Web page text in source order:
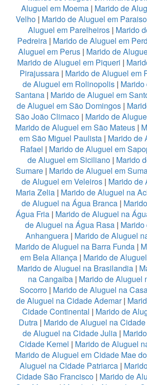
Aluguel em Moema| Marido de
Velho | Marido de Aluguel em
Aluguel em Parelheiros| Marido
Pedreira| Marido de Aluguel em
Aluguel em Perus| Marido de
Marido de Aluguel em Piqueri |
Pirajussara| Marido de Aluguel em
de Aluguel em Rolinopolis |
Santana | Marido de Aluguel em
de Aluguel em São Domingos|
São João Climaco| Marido de
Marido de Aluguel em São Mateus |
em São Miguel Paulista | Marido de
Rafael | Marido de Aluguel em
de Aluguel em Siciliano| Marido
Sumare | Marido de Aluguel em
de Aluguel em Veleiros| Marido de
Maria Zelia | Marido de Aluguel na
de Aluguel na Água Branca |
Água Fria| Marido de Aluguel na
de Aluguel na Água Rasa |
Anhanguera| Marido de Aluguel
Marido de Aluguel na Barra Funda |
em Bela Aliança | Marido de
Marido de Aluguel na Brasilandia|
na Cangaiba | Marido de Aluguel
Socorro | Marido de Aluguel na
de Aluguel na Cidade Ademar|
Cidade Continental | Marido de
Dutra | Marido de Aluguel na
de Aluguel na Cidade Julia |
Cidade Kemel | Marido de Aluguel
Marido de Aluguel em Cidade Mae
Aluguel na Cidade Patriarca|
Cidade São Francisco | Marido de